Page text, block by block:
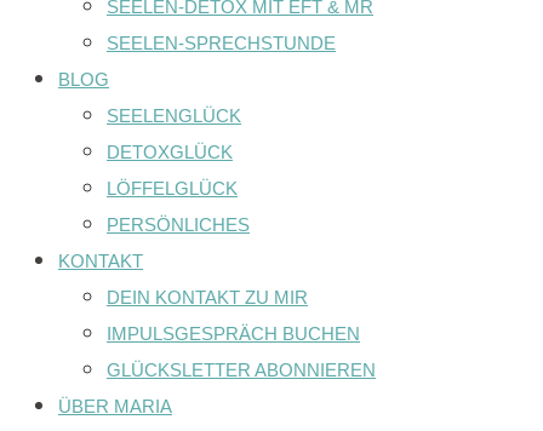
SEELEN-DETOX MIT EFT & MR
SEELEN-SPRECHSTUNDE
BLOG
SEELENGLÜCK
DETOXGLÜCK
LÖFFELGLÜCK
PERSÖNLICHES
KONTAKT
DEIN KONTAKT ZU MIR
IMPULSGESPRÄCH BUCHEN
GLÜCKSLETTER ABONNIEREN
ÜBER MARIA